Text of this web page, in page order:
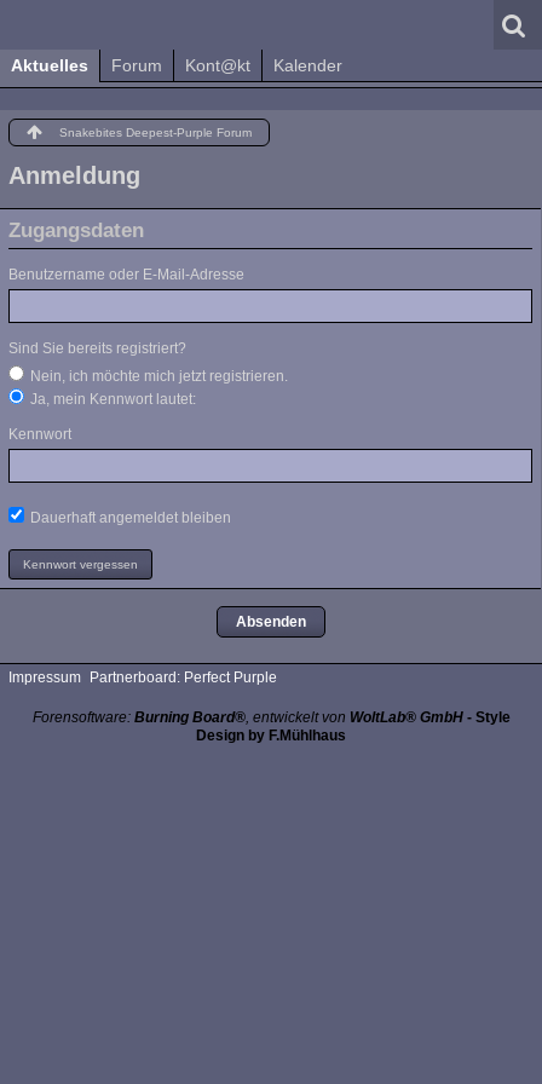
Aktuelles Forum Kont@kt Kalender
Snakebites Deepest-Purple Forum
Anmeldung
Zugangsdaten
Benutzername oder E-Mail-Adresse
Sind Sie bereits registriert?
Nein, ich möchte mich jetzt registrieren.
Ja, mein Kennwort lautet:
Kennwort
Dauerhaft angemeldet bleiben
Kennwort vergessen
Impressum Partnerboard: Perfect Purple
Forensoftware: Burning Board®, entwickelt von WoltLab® GmbH